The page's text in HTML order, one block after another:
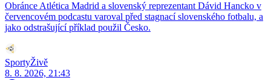
Obránce Atlética Madrid a slovenský reprezentant Dávid Hancko v
červencovém podcastu varoval před stagnací slovenského fotbalu, a
jako odstrašující příklad použil Česko.
SportyŽivě
8. 8. 2026, 21:43